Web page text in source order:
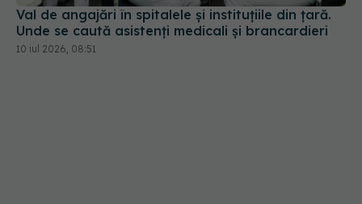
Val de angajări în spitalele și instituțiile din țară.
Unde se caută asistenți medicali și brancardieri
10 iul 2026, 08:51